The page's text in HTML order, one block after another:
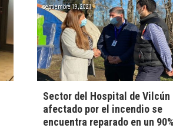
septiembre 19, 2021
Sector del Hospital de Vilcún
afectado por el incendio se
encuentra reparado en un 90%